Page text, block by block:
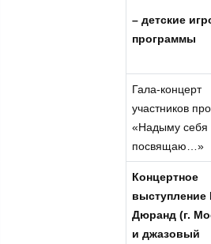
– детские
программы
Гала-концерт
участников
«Надыму себя
посвящаю…»
Концертное
Дюранд (г.
и джазовый